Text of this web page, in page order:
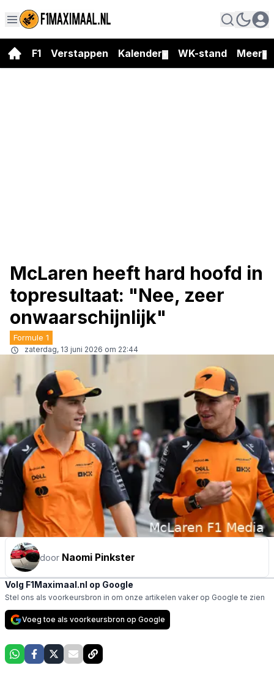
F1 Verstappen Kalender WK-stand Meer
McLaren heeft hard hoofd in
topresultaat: "Nee, zeer
onwaarschijnlijk"
Formule 1
zaterdag, 13 juni 2026 om 22:44
door Naomi Pinkster
Volg F1Maximaal.nl op Google
Stel ons als voorkeursbron in om onze artikelen vaker op Google te zien
Voeg toe als voorkeursbron op Google